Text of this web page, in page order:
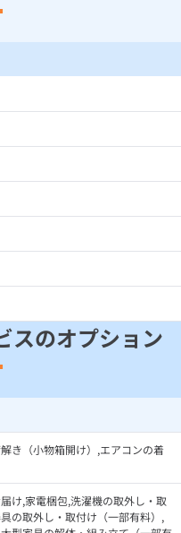
スのオプション
き（小物箱開け）,エアコンの着
け,家電梱包,洗濯機の取外し・取
の取外し・取付け（一部有料）,